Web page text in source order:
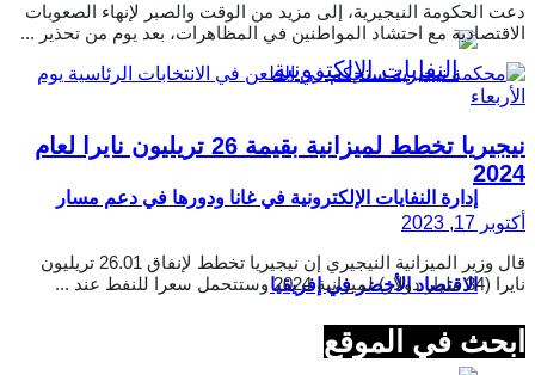
إدارة النفايات الإلكترونية في غانا ودورها في دعم مسار
الاقتصاد الأخضر في إفريقيا
دعت الحكومة النيجيرية، إلى مزيد من الوقت والصبر لإنهاء الصعوبات
الاقتصادية مع احتشاد المواطنين في المظاهرات، بعد يوم من تحذير ...
نيجيريا تخطط لميزانية بقيمة 26 تريليون نايرا لعام
2024
أكتوبر 17, 2023
قال وزير الميزانية النيجيري إن نيجيريا تخطط لإنفاق 26.01 تريليون
نايرا (34 مليار دولار) لميزانية 2024 وستتحمل سعرا للنفط عند ...
ابحث في الموقع